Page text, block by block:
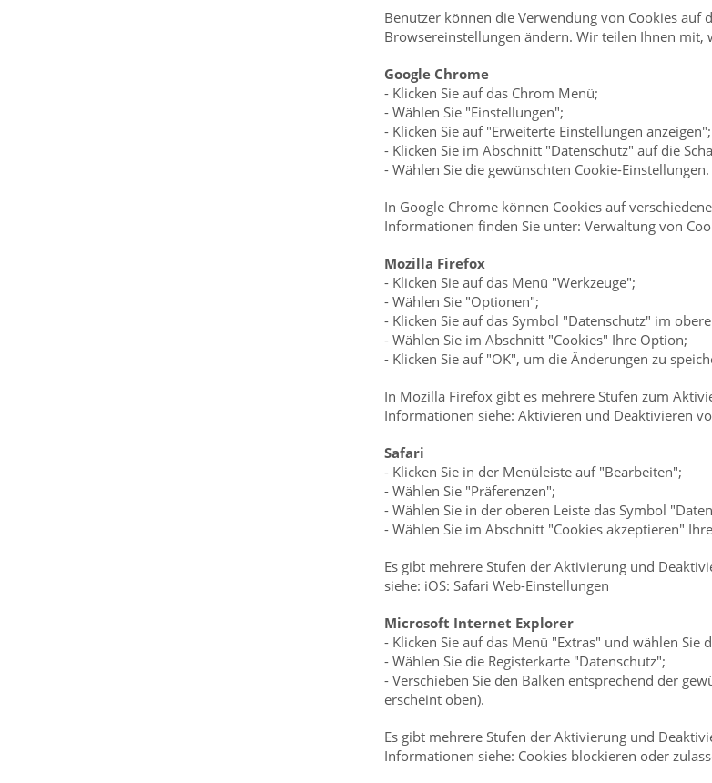
Benutzer können die Verwendung von Cookies
Browsereinstellungen ändern. Wir teilen Ihnen mit,
Google Chrome
- Klicken Sie auf das Chrom Menü;
- Wählen Sie "Einstellungen";
- Klicken Sie auf "Erweiterte Einstellungen anzeigen";
- Klicken Sie im Abschnitt "Datenschutz" auf die
- Wählen Sie die gewünschten Cookie-Einstellungen.
In Google Chrome können Cookies auf
Informationen finden Sie unter: Verwaltung von
Mozilla Firefox
- Klicken Sie auf das Menü "Werkzeuge";
- Wählen Sie "Optionen";
- Klicken Sie auf das Symbol "Datenschutz" im
- Wählen Sie im Abschnitt "Cookies" Ihre Option;
- Klicken Sie auf "OK", um die Änderungen zu
In Mozilla Firefox gibt es mehrere Stufen zum
Informationen siehe: Aktivieren und Deaktivieren
Safari
- Klicken Sie in der Menüleiste auf "Bearbeiten";
- Wählen Sie "Präferenzen";
- Wählen Sie in der oberen Leiste das Symbol
- Wählen Sie im Abschnitt "Cookies akzeptieren"
Es gibt mehrere Stufen der Aktivierung und
siehe: iOS: Safari Web-Einstellungen
Microsoft Internet Explorer
- Klicken Sie auf das Menü "Extras" und wählen
- Wählen Sie die Registerkarte "Datenschutz";
- Verschieben Sie den Balken entsprechend der
erscheint oben).
Es gibt mehrere Stufen der Aktivierung und
Informationen siehe: Cookies blockieren oder